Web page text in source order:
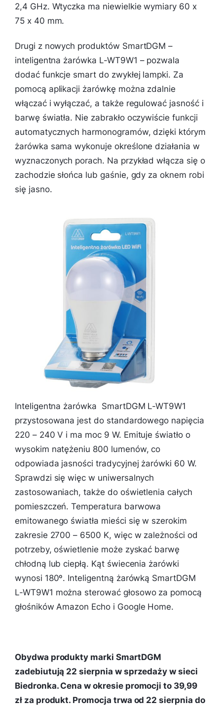
2,4 GHz. Wtyczka ma niewielkie wymiary 60 x
75 x 40 mm.
Drugi z nowych produktów SmartDGM –
inteligentna żarówka L-WT9W1 – pozwala
dodać funkcje smart do zwykłej lampki. Za
pomocą aplikacji żarówkę można zdalnie
włączać i wyłączać, a także regulować jasność i
barwę światła. Nie zabrakło oczywiście funkcji
automatycznych harmonogramów, dzięki którym
żarówka sama wykonuje określone działania w
wyznaczonych porach. Na przykład włącza się o
zachodzie słońca lub gaśnie, gdy za oknem robi
się jasno.
Inteligentna żarówka SmartDGM L-WT9W1
przystosowana jest do standardowego napięcia
220 – 240 V i ma moc 9 W. Emituje światło o
wysokim natężeniu 800 lumenów, co
odpowiada jasności tradycyjnej żarówki 60 W.
Sprawdzi się więc w uniwersalnych
zastosowaniach, także do oświetlenia całych
pomieszczeń. Temperatura barwowa
emitowanego światła mieści się w szerokim
zakresie 2700 – 6500 K, więc w zależności od
potrzeby, oświetlenie może zyskać barwę
chłodną lub ciepłą. Kąt świecenia żarówki
wynosi 180º. Inteligentną żarówką SmartDGM
L-WT9W1 można sterować głosowo za pomocą
głośników Amazon Echo i Google Home.
Obydwa produkty marki SmartDGM
zadebiutują 22 sierpnia w sprzedaży w sieci
Biedronka. Cena w okresie promocji to 39,99
zł za produkt. Promocja trwa od 22 sierpnia do